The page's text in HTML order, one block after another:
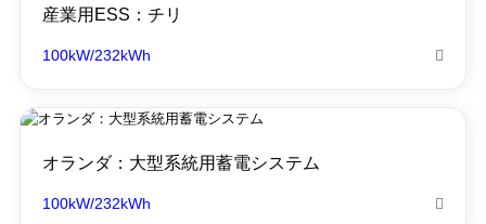
産業用ESS：チリ
100kW/232kWh 
オランダ：大型系統用蓄電システム
100kW/232kWh 